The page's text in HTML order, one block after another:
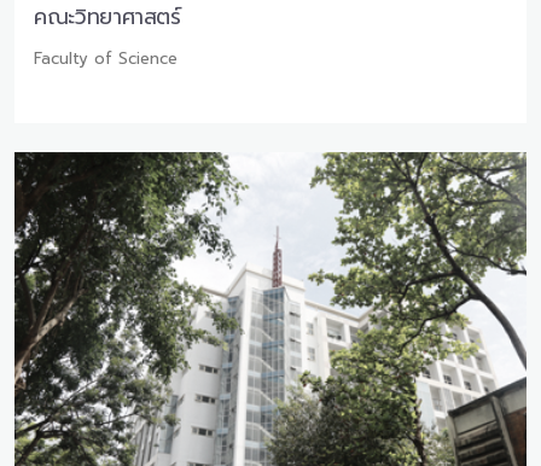
คณะวิทยาศาสตร์
Faculty of Science